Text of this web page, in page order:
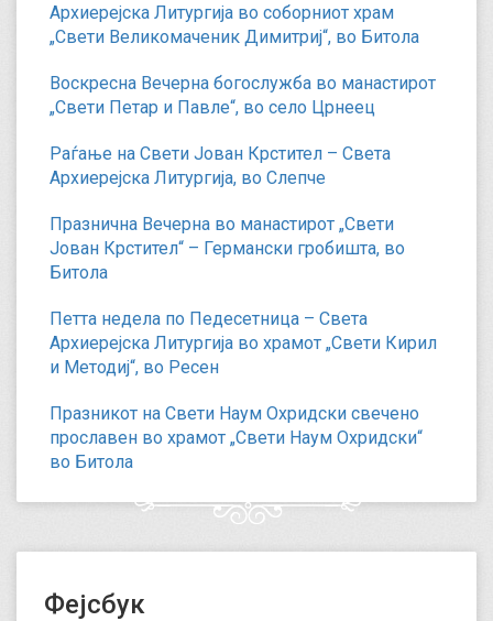
Архиерејска Литургија во соборниот храм
„Свети Великомаченик Димитриј“, во Битола
Воскресна Вечерна богослужба во манастирот
„Свети Петар и Павле“, во село Црнеец
Раѓање на Свети Јован Крстител – Света
Архиерејска Литургија, во Слепче
Празнична Вечерна во манастирот „Свети
Јован Крстител“ – Германски гробишта, во
Битола
Петта недела по Педесетница – Света
Архиерејска Литургија во храмот „Свети Кирил
и Методиј“, во Ресен
Празникот на Свети Наум Охридски свечено
прославен во храмот „Свети Наум Охридски“
во Битола
Фејсбук